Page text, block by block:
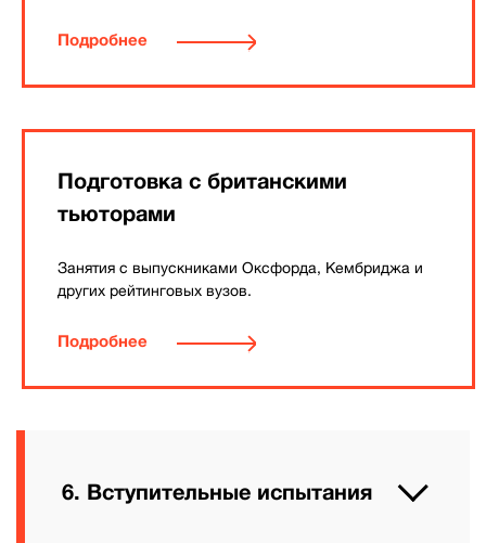
Подробнее
Подготовка с британскими
тьюторами
Занятия с выпускниками Оксфорда, Кембриджа и
других рейтинговых вузов.
Подробнее
6. Вступительные испытания